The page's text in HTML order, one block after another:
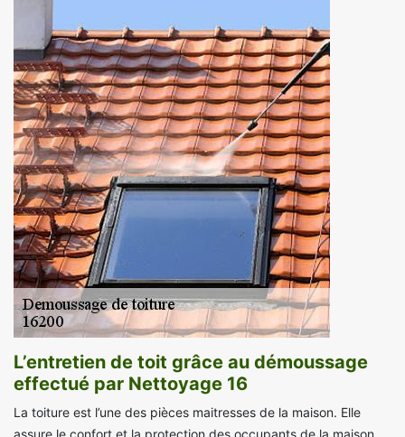
L’entretien de toit grâce au démoussage
effectué par Nettoyage 16
La toiture est l’une des pièces maitresses de la maison. Elle